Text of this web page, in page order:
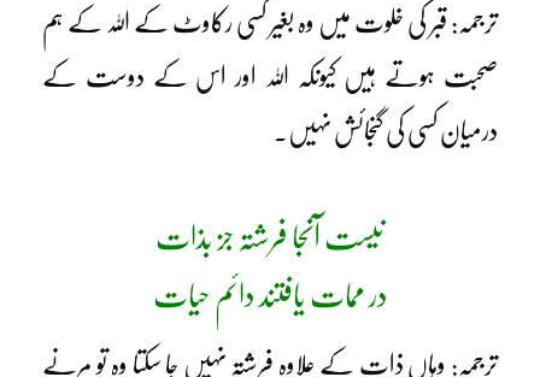
ترجمہ: قبر کی خلوت میں وہ بغیر کسی رکاوٹ کے اللہ کے ہم
صحبت ہوتے ہیں کیونکہ اللہ اور اس کے دوست کے
درمیان کسی کی گنجائش نہیں۔
نیست آنجا فرشتہ جز بذات
در ممات یافتند دائم حیات
ترجمہ: وہاں ذات کے علاوہ فرشتہ نہیں جا سکتا وہ تو مرنے